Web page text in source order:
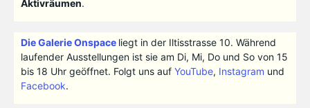
Aktivräumen.
Die Galerie Onspace liegt in der Iltisstrasse 10. Während
laufender Ausstellungen ist sie am Di, Mi, Do und So von 15
bis 18 Uhr geöffnet. Folgt uns auf YouTube, Instagram und
Facebook.